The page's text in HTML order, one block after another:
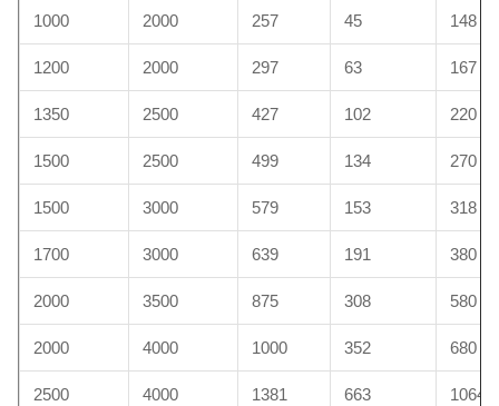
1000 2000 257 45 148
1200 2000 297 63 167
1350 2500 427 102 220
1500 2500 499 134 270
1500 3000 579 153 318
1700 3000 639 191 380
2000 3500 875 308 580
2000 4000 1000 352 680
2500 4000 1381 663 1064